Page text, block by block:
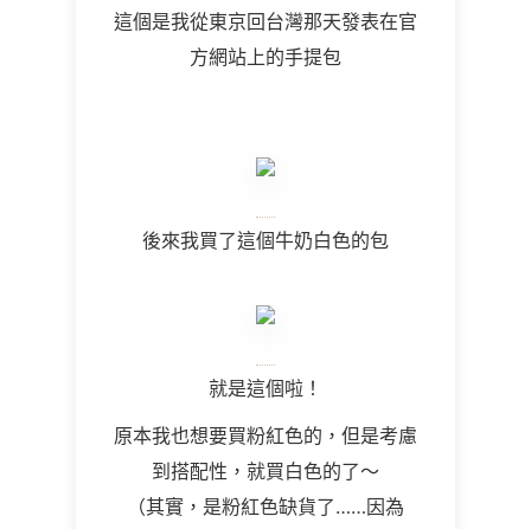
這個是我從東京回台灣那天發表在官
方網站上的手提包
後來我買了這個牛奶白色的包
就是這個啦！
原本我也想要買粉紅色的，但是考慮
到搭配性，就買白色的了～
（其實，是粉紅色缺貨了……因為